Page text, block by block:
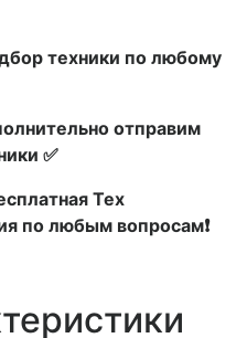
техники по любому
отправим
✅
Тех
по любым вопросам❗